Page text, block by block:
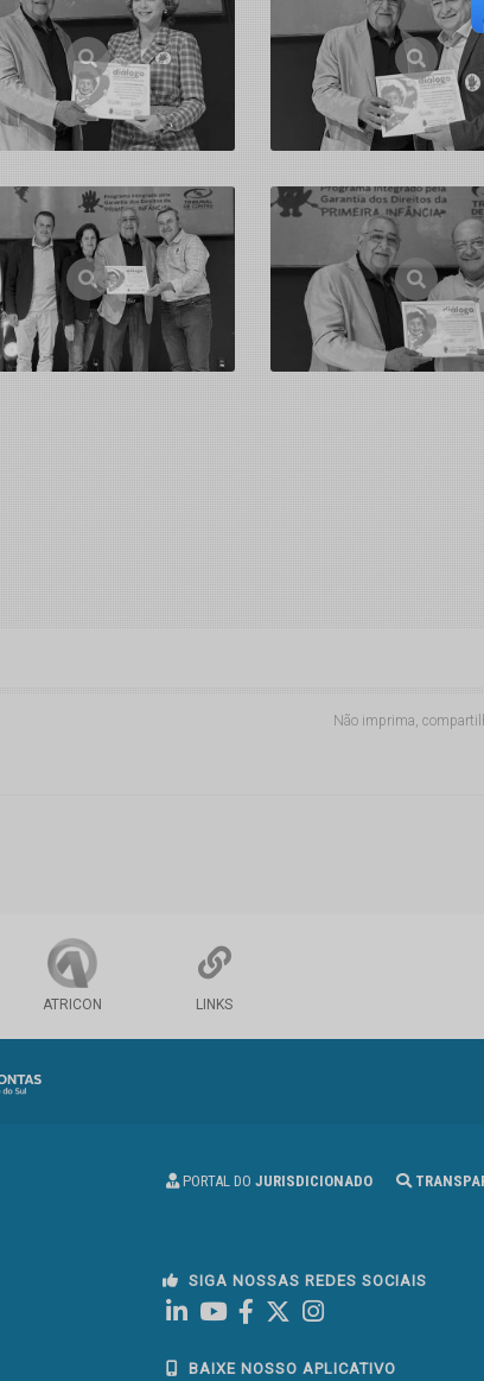
Não imprima,
ATRICON LINKS
PORTAL DO JURISDICIONADO
SIGA NOSSAS REDES SOCIAIS
Linked In
Youtube
FacebookInstagram
BAIXE NOSSO APLICATIVO